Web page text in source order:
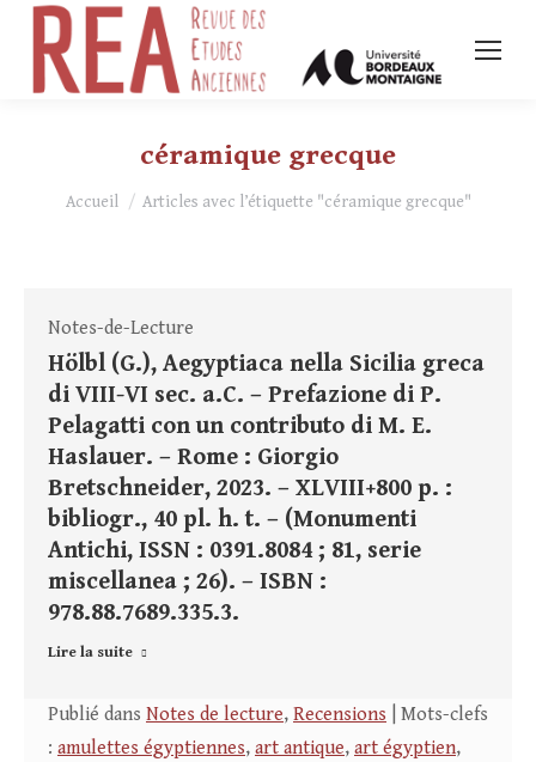
céramique grecque
Vous êtes ici :
Accueil Articles avec l’étiquette "céramique grecque"
Notes-de-Lecture
Hölbl (G.), Aegyptiaca nella Sicilia greca
di VIII-VI sec. a.C. – Prefazione di P.
Pelagatti con un contributo di M. E.
Haslauer. – Rome : Giorgio
Bretschneider, 2023. – XLVIII+800 p. :
bibliogr., 40 pl. h. t. – (Monumenti
Antichi, ISSN : 0391.8084 ; 81, serie
miscellanea ; 26). – ISBN :
978.88.7689.335.3.
Lire la suite
Publié dans Notes de lecture, Recensions | Mots-clefs
: amulettes égyptiennes, art antique, art égyptien,